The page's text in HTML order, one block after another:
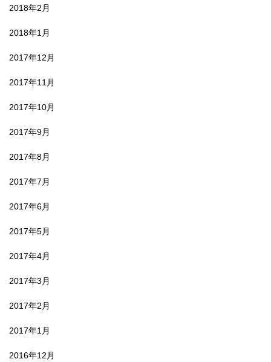
2018年2月
2018年1月
2017年12月
2017年11月
2017年10月
2017年9月
2017年8月
2017年7月
2017年6月
2017年5月
2017年4月
2017年3月
2017年2月
2017年1月
2016年12月